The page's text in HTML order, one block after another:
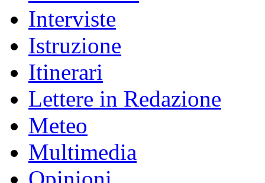
Interviste
Istruzione
Itinerari
Lettere in Redazione
Meteo
Multimedia